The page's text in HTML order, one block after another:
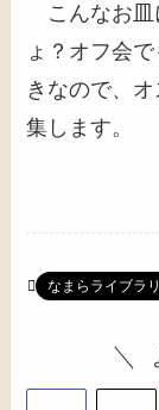
こんなお皿
ょ？オフ会
きなので、
集します。
なまらライブラリ